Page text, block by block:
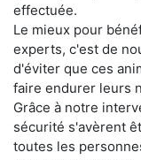
effectuée.
Le mieux pour
experts, c'est de
d'éviter que ces
faire endurer leurs
Grâce à notre
sécurité s'avèrent
toutes les